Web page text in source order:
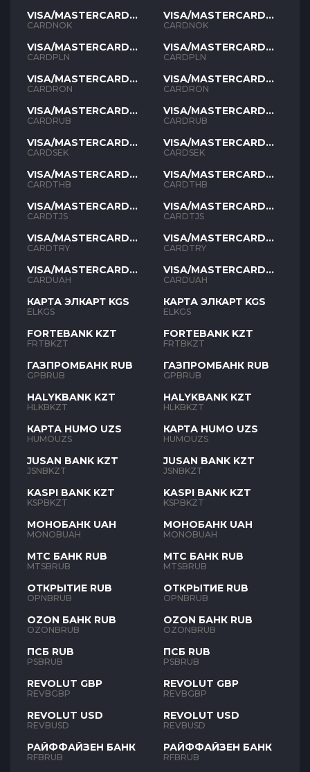
VISA/MASTERCARD
NOK
CARDNOK
VISA/MASTERCARD
PLN
CARDPLN
VISA/MASTERCARD
RON
CARDRON
VISA/MASTERCARD
RUB
CARDRUB
VISA/MASTERCARD
SEK
CARDSEK
VISA/MASTERCARD
THB
CARDTHB
VISA/MASTERCARD
TJS
CARDTJS
VISA/MASTERCARD
TYR
CARDTRY
VISA/MASTERCARD
UAH
CARDUAH
КАРТА ЭЛКАРТ KGS
ELKGS
FORTEBANK KZT
FRTBKZT
ГАЗПРОМБАНК RUB
GPBRUB
HALYKBANK KZT
HLKBKZT
КАРТА HUMO UZS
HUMOUZS
JUSAN BANK KZT
JSNBKZT
KASPI BANK KZT
KSPBKZT
МОНОБАНК UAH
MONOBUAH
МТС БАНК RUB
MTSBRUB
ОТКРЫТИЕ RUB
OPNBRUB
OZON БАНК RUB
OZONBRUB
ПСБ RUB
PSBRUB
REVOLUT GBP
REVBGBP
REVOLUT USD
REVBUSD
РАЙФФАЙЗЕН БАНК
RFBRUB
VISA/MASTERCARD
NOK
CARDNOK
VISA/MASTERCARD
PLN
CARDPLN
VISA/MASTERCARD
RON
CARDRON
VISA/MASTERCARD
RUB
CARDRUB
VISA/MASTERCARD
SEK
CARDSEK
VISA/MASTERCARD
THB
CARDTHB
VISA/MASTERCARD
TJS
CARDTJS
VISA/MASTERCARD
TYR
CARDTRY
VISA/MASTERCARD
UAH
CARDUAH
КАРТА ЭЛКАРТ KGS
ELKGS
FORTEBANK KZT
FRTBKZT
ГАЗПРОМБАНК RUB
GPBRUB
HALYKBANK KZT
HLKBKZT
КАРТА HUMO UZS
HUMOUZS
JUSAN BANK KZT
JSNBKZT
KASPI BANK KZT
KSPBKZT
МОНОБАНК UAH
MONOBUAH
МТС БАНК RUB
MTSBRUB
ОТКРЫТИЕ RUB
OPNBRUB
OZON БАНК RUB
OZONBRUB
ПСБ RUB
PSBRUB
REVOLUT GBP
REVBGBP
REVOLUT USD
REVBUSD
РАЙФФАЙЗЕН БАНК
RFBRUB